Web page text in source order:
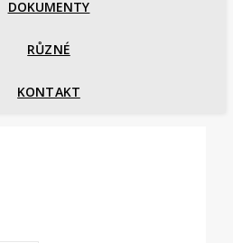
DOKUMENTY
RŮZNÉ
KONTAKT